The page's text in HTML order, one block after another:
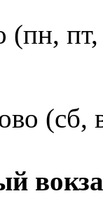
пт,
(сб,